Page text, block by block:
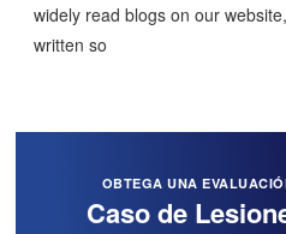
widely read blogs on our
written so
OBTEGA UNA
Caso de